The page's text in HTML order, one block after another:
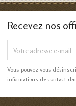
Recevez nos
Vous pouvez vous
informations de contact